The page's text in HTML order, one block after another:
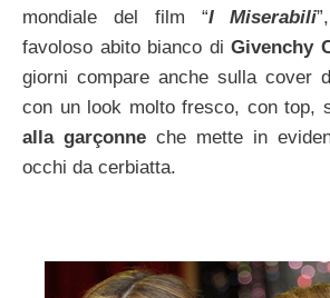
mondiale del film “I Miserabili
favoloso abito bianco diGivenchy
giorni compare anche sulla cover
con un look molto fresco, con top,
alla garçonne che mette in
occhi da cerbiatta.